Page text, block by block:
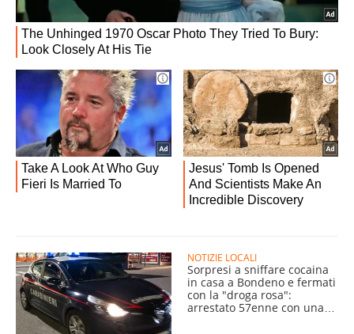
NOTIZIE LOCALI
Sorpresi a sniffare cocaina
in casa a Bondeno e fermati
con la "droga rosa":
arrestato 57enne con una